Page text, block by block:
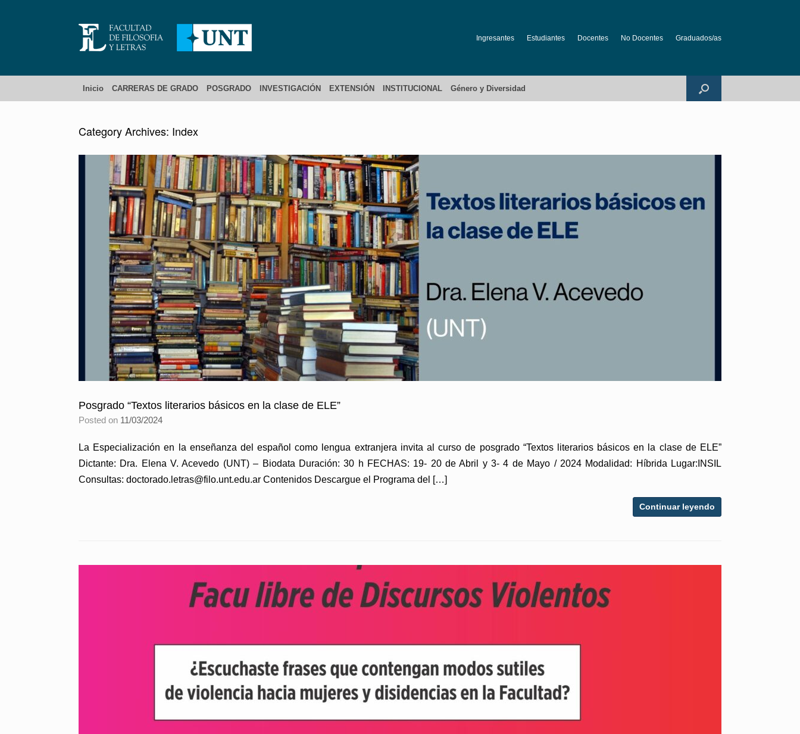
Ingresantes Estudiantes Docentes No Docentes Graduados/as
Inicio CARRERAS DE GRADO POSGRADO INVESTIGACIÓN EXTENSIÓN INSTITUCIONAL Género y Diversidad
Category Archives: Index
Posgrado “Textos literarios básicos en la clase de ELE”
Posted on 11/03/2024
La Especialización en la enseñanza del español como lengua extranjera invita al curso de posgrado “Textos literarios básicos en la clase de ELE”
Dictante: Dra. Elena V. Acevedo (UNT) – Biodata Duración: 30 h FECHAS: 19- 20 de Abril y 3- 4 de Mayo / 2024 Modalidad: Híbrida Lugar:INSIL
Consultas: doctorado.letras@filo.unt.edu.ar Contenidos Descargue el Programa del […]
Continuar leyendo